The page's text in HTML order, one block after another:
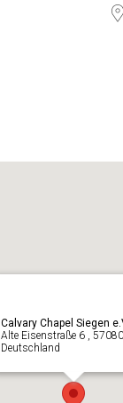
Calvary Chapel Siegen
Alte Eisenstraße 6 ,
Deutschland